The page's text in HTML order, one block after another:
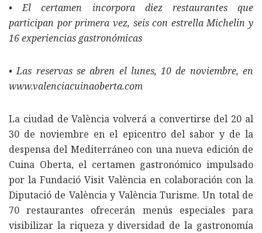
• El certamen incorpora diez restaurantes que
participan por primera vez, seis con estrella Michelin y
16 experiencias gastronómicas
• Las reservas se abren el lunes, 10 de noviembre, en
www.valenciacuinaoberta.com
La ciudad de València volverá a convertirse del 20 al
30 de noviembre en el epicentro del sabor y de la
despensa del Mediterráneo con una nueva edición de
Cuina Oberta, el certamen gastronómico impulsado
por la Fundació Visit València en colaboración con la
Diputació de València y València Turisme. Un total de
70 restaurantes ofrecerán menús especiales para
visibilizar la riqueza y diversidad de la gastronomía